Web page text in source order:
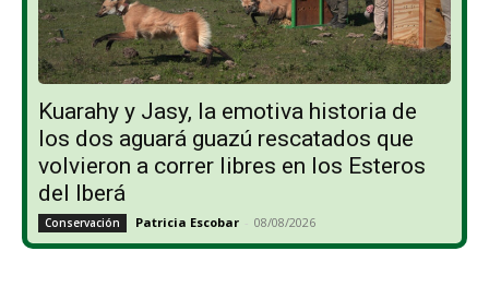
Kuarahy y Jasy, la emotiva historia de
los dos aguará guazú rescatados que
volvieron a correr libres en los Esteros
del Iberá
Conservación Patricia Escobar - 08/08/2026